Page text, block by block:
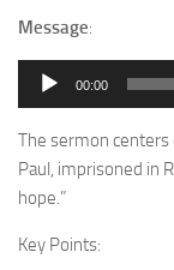
Message:
Audio
00:00
The sermon
Paul, imprisoned in
hope.”
Key Points: